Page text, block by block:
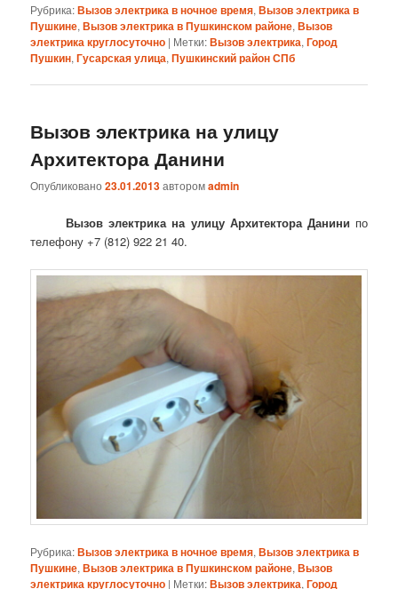
Рубрика:Вызов электрика в ночное время,Вызов электрика в
Пушкине,Вызов электрика в Пушкинском районе,Вызов
электрика круглосуточно | Метки:Вызов электрика,Город
Пушкин,Гусарская улица,Пушкинский район СПб
Вызов электрика на улицу
Архитектора Данини
Опубликовано23.01.2013авторомadmin
Вызов электрика на улицу Архитектора Данини по
телефону +7 (812) 922 21 40.
Рубрика:Вызов электрика в ночное время,Вызов электрика в
Пушкине,Вызов электрика в Пушкинском районе,Вызов
электрика круглосуточно | Метки:Вызов электрика,Город